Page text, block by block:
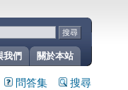
關於本站
我們
問答集 搜尋